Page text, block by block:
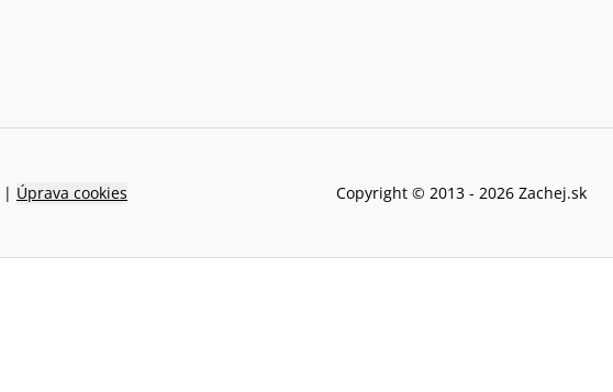
| Úprava cookies Copyright © 2013 - 2026 Zachej.sk